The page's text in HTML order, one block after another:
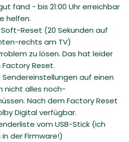
fand - bis 21:00 Uhr erreichbar
helfen.
Reset (20 Sekunden auf
rechts am TV)
zu lösen. Das hat leider
Reset.
auf einen
nicht alles noch-
Nach dem Factory Reset
Digital verfügbar.
vom USB-Stick (ich
der Firmware!)